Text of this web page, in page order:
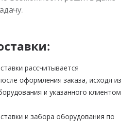
рассчитывается
оформления заказа, исходя из
и указанного клиентом
и забора оборудования по